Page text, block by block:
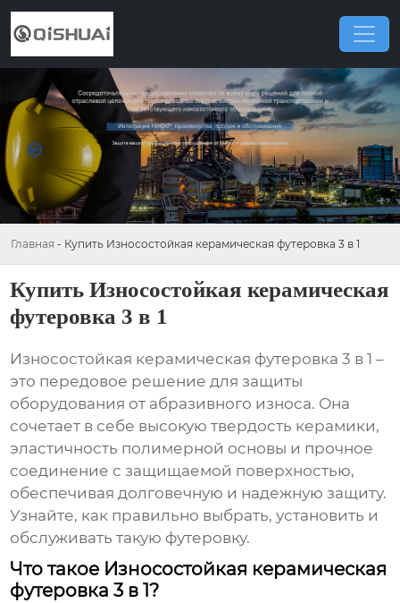
Главная - Купить Износостойкая керамическая футеровка 3 в 1
Купить Износостойкая керамическая
футеровка 3 в 1
Износостойкая керамическая футеровка 3 в 1 –
это передовое решение для защиты
оборудования от абразивного износа. Она
сочетает в себе высокую твердость керамики,
эластичность полимерной основы и прочное
соединение с защищаемой поверхностью,
обеспечивая долговечную и надежную защиту.
Узнайте, как правильно выбрать, установить и
обслуживать такую футеровку.
Что такое Износостойкая керамическая
футеровка 3 в 1?